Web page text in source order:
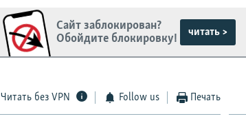
Сайт заблокирован?
Обойдите блокировку!
читать >
Читать без VPN Follow us Печать